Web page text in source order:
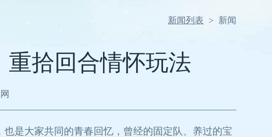
新闻列表 > 新闻
重拾回合情怀玩法
是大家共同的青春回忆，曾经的固定队、养过的宝